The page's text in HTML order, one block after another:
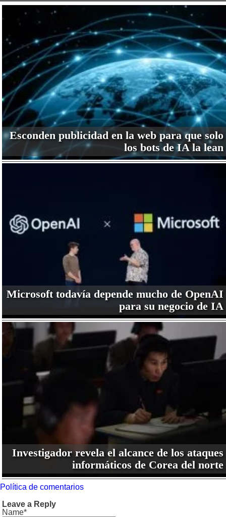
Esconden publicidad en la web para que solo
los bots de IA la lean
Microsoft todavía depende mucho de OpenAI
para su negocio de IA
Investigador revela el alcance de los ataques
informáticos de Corea del norte
Política de comentarios
Leave a Reply
Name*